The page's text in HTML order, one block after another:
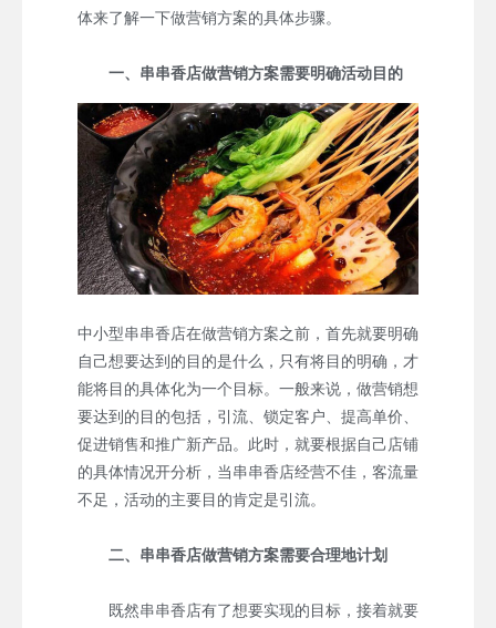
体来了解一下做营销方案的具体步骤。
一、串串香店做营销方案需要明确活动目的
中小型串串香店在做营销方案之前，首先就要明确
自己想要达到的目的是什么，只有将目的明确，才
能将目的具体化为一个目标。一般来说，做营销想
要达到的目的包括，引流、锁定客户、提高单价、
促进销售和推广新产品。此时，就要根据自己店铺
的具体情况开分析，当串串香店经营不佳，客流量
不足，活动的主要目的肯定是引流。
二、串串香店做营销方案需要合理地计划
既然串串香店有了想要实现的目标，接着就要